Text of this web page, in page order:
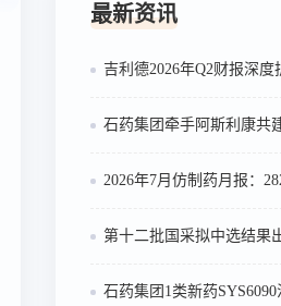
最新资讯
吉利德2026年Q2财报深度拆解：瑞德西韦暴跌
石药集团牵手阿斯利康共建生物制剂生产基地：
2026年7月仿制药月报：282个品种过评，30款首
第十二批国采拟中选结果出炉：65种药品全中选！科伦药
石药集团1类新药SYS6090注射液启动Ib/II期临床，PD-